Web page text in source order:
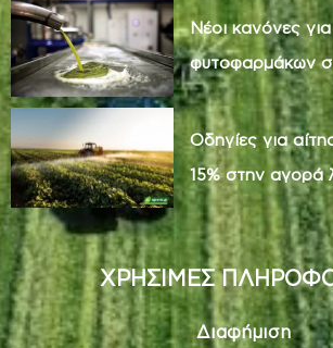
Νέοι κανόνες
φυτοφαρμάκων
Οδηγίες για
15% στην αγορά
ΧΡΗΣΙΜΕΣ
Διαφήμιση